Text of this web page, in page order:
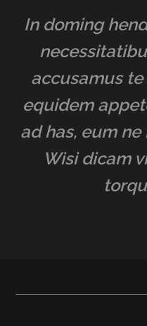
In doming
accusamus
equidem
ad has, eum
Wisi dicam